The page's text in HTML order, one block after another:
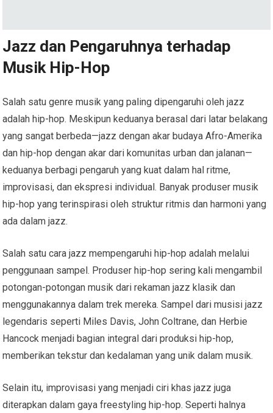
Jazz dan Pengaruhnya terhadap
Musik Hip-Hop
Salah satu genre musik yang paling dipengaruhi oleh jazz
adalah hip-hop. Meskipun keduanya berasal dari latar belakang
yang sangat berbeda—jazz dengan akar budaya Afro-Amerika
dan hip-hop dengan akar dari komunitas urban dan jalanan—
keduanya berbagi pengaruh yang kuat dalam hal ritme,
improvisasi, dan ekspresi individual. Banyak produser musik
hip-hop yang terinspirasi oleh struktur ritmis dan harmoni yang
ada dalam jazz.
Salah satu cara jazz mempengaruhi hip-hop adalah melalui
penggunaan sampel. Produser hip-hop sering kali mengambil
potongan-potongan musik dari rekaman jazz klasik dan
menggunakannya dalam trek mereka. Sampel dari musisi jazz
legendaris seperti Miles Davis, John Coltrane, dan Herbie
Hancock menjadi bagian integral dari produksi hip-hop,
memberikan tekstur dan kedalaman yang unik dalam musik.
Selain itu, improvisasi yang menjadi ciri khas jazz juga
diterapkan dalam gaya freestyling hip-hop. Seperti halnya